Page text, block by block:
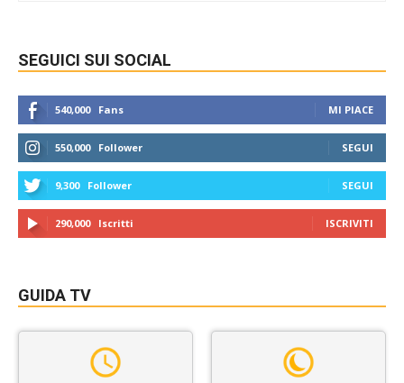
SEGUICI SUI SOCIAL
540,000 Fans MI PIACE
550,000 Follower SEGUI
9,300 Follower SEGUI
290,000 Iscritti ISCRIVITI
GUIDA TV